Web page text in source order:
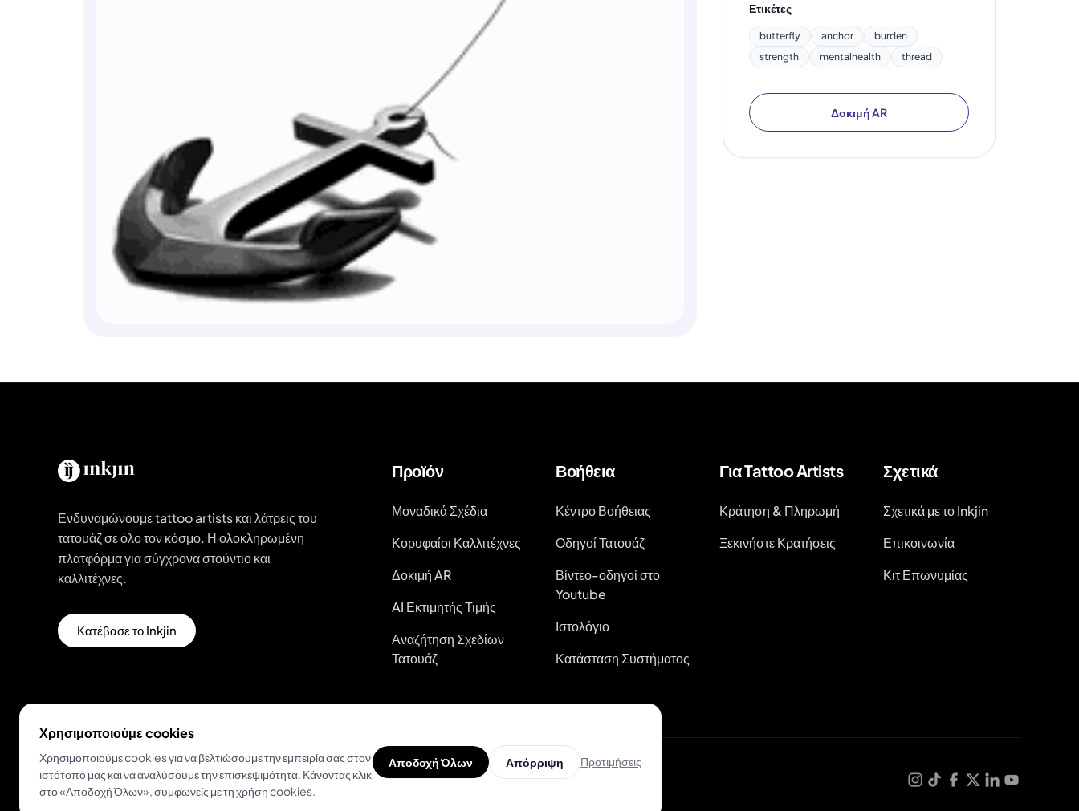
Ετικέτες
butterfly anchor
burden
strength
mentalhealth thread
Δοκιμή AR
Ενδυναμώνουμε tattoo artists και λάτρεις του
τατουάζ σε όλο τον κόσμο. Η ολοκληρωμένη
πλατφόρμα για σύγχρονα στούντιο και
καλλιτέχνες.
Κατέβασε το Inkjin
Προϊόν
Μοναδικά Σχέδια
Κορυφαίοι Καλλιτέχνες
Δοκιμή AR
AI Εκτιμητής Τιμής
Αναζήτηση Σχεδίων
Τατουάζ
Βοήθεια
Κέντρο Βοήθειας
Οδηγοί Τατουάζ
Βίντεο-οδηγοί στο
Youtube
Ιστολόγιο
Κατάσταση Συστήματος
Για Tattoo Artists
Κράτηση & Πληρωμή
Ξεκινήστε Κρατήσεις
Σχετικά
Σχετικά με το Inkjin
Επικοινωνία
Κιτ Επωνυμίας
© 2026 InkjinΠολιτική ΑπορρήτουΌροι Χρήσης
Χρησιμοποιούμε cookies
Χρησιμοποιούμε cookies για να βελτιώσουμε την εμπειρία σας στον
ιστότοπό μας και να αναλύσουμε την επισκεψιμότητα. Κάνοντας κλικ
στο «Αποδοχή Όλων», συμφωνείς με τη χρήση cookies.
Αποδοχή Όλων Απόρριψη Προτιμήσεις